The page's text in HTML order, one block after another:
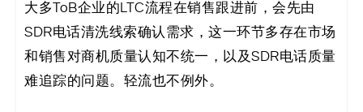
大多ToB企业的LTC流程在销售跟进前，会先由
SDR电话清洗线索确认需求，这一环节多存在市场
和销售对商机质量认知不统一，以及SDR电话质量
难追踪的问题。轻流也不例外。